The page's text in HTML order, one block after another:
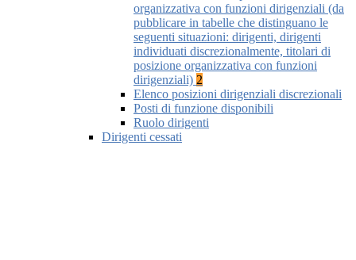
organizzativa con funzioni dirigenziali (da
pubblicare in tabelle che distinguano le
seguenti situazioni: dirigenti, dirigenti
individuati discrezionalmente, titolari di
posizione organizzativa con funzioni
dirigenziali) 2
Elenco posizioni dirigenziali discrezionali
Posti di funzione disponibili
Ruolo dirigenti
Dirigenti cessati